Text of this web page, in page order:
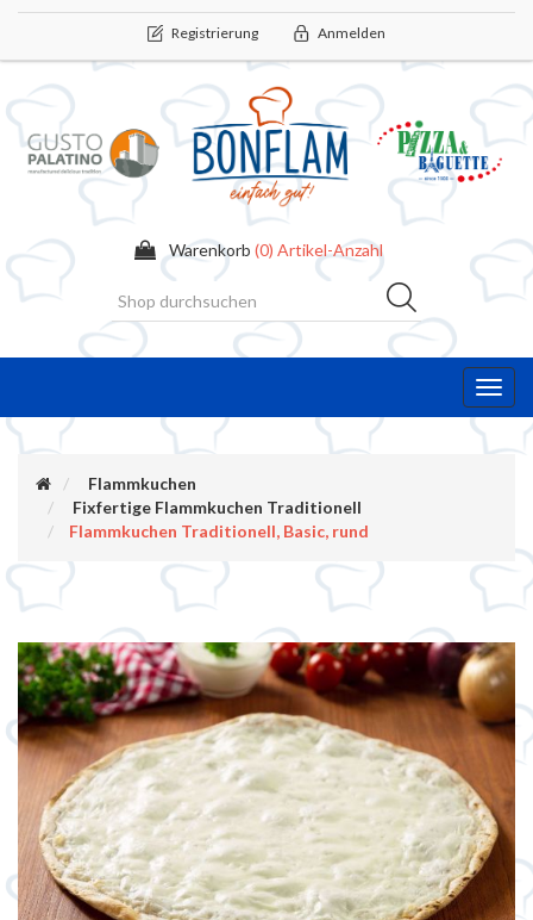
Registrierung Anmelden
Warenkorb (0) Artikel-Anzahl
Flammkuchen
Fixfertige Flammkuchen Traditionell
Flammkuchen Traditionell, Basic, rund